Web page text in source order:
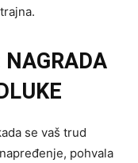
se vaš trud
pohvala